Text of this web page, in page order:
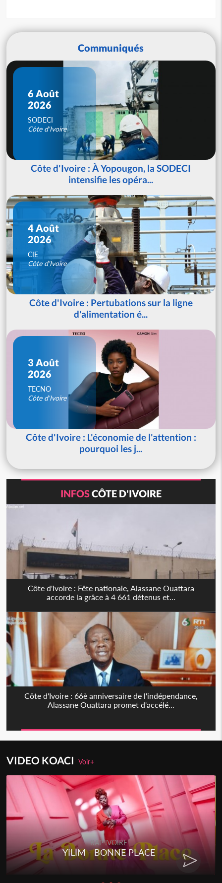
Communiqués
6 Août
2026
SODECI
Côte d'Ivoire
Côte d'Ivoire : À Yopougon, la SODECI
intensifie les opéra...
4 Août
2026
CIE
Côte d'Ivoire
Côte d'Ivoire : Pertubations sur la ligne
d'alimentation é...
3 Août
2026
TECNO
Côte d'Ivoire
Côte d'Ivoire : L'économie de l'attention :
pourquoi les j...
INFOSCÔTE D'IVOIRE
Côte d'Ivoire : Fête nationale, Alassane Ouattara
accorde la grâce à 4 661 détenus et...
Côte d'Ivoire : 66è anniversaire de l'indépendance,
Alassane Ouattara promet d'accélé...
VIDEO KOACIVoir+
RAP IVOIRE
YILIM - BONNE PLACE